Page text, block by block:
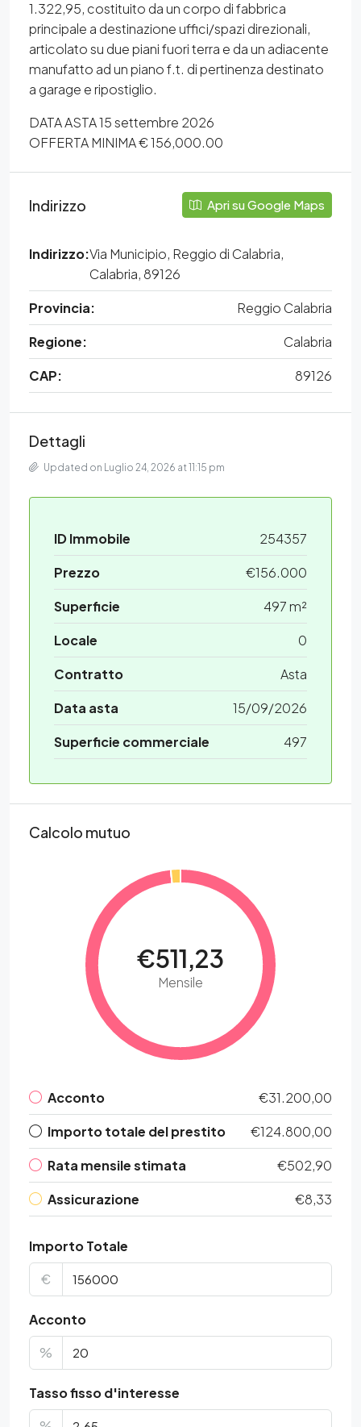
1.322,95, costituito da un corpo di fabbrica
principale a destinazione uffici/spazi direzionali,
articolato su due piani fuori terra e da un adiacente
manufatto ad un piano f.t. di pertinenza destinato
a garage e ripostiglio.
DATA ASTA 15 settembre 2026
OFFERTA MINIMA € 156,000.00
Indirizzo Apri su Google Maps
Indirizzo:Via Municipio, Reggio di Calabria,
Calabria, 89126
Provincia:
Reggio Calabria
Regione:
Calabria
CAP:
89126
Dettagli
Updated on Luglio 24, 2026 at 11:15 pm
ID Immobile
254357
Prezzo
€156.000
Superficie
497 m²
Locale
0
Contratto
Asta
Data asta
15/09/2026
Superficie commerciale
497
Calcolo mutuo
€511,23
Mensile
Acconto
€31.200,00
Importo totale del prestito
€124.800,00
Rata mensile stimata
€502,90
Assicurazione
€8,33
Importo Totale
€
Acconto
%
Tasso fisso d'interesse